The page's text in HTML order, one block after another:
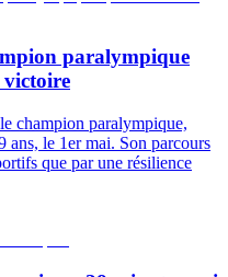
paralympique
victoire
champion paralympique,
ans, le 1er mai. Son parcours
que par une résilience